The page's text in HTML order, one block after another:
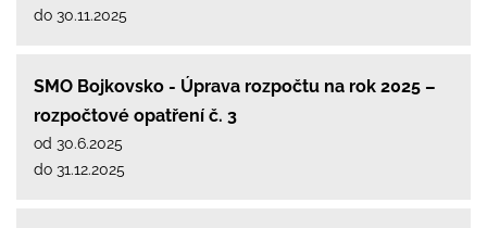
do 30.11.2025
SMO Bojkovsko - Úprava rozpočtu na rok 2025 –
rozpočtové opatření č. 3
od 30.6.2025
do 31.12.2025